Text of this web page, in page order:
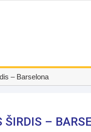
– Barselona
–